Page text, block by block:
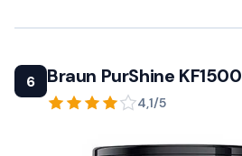
6 Braun PurShine KF1500
4,1/5